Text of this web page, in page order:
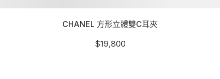
CHANEL 方形立體雙C耳夾
$19,800